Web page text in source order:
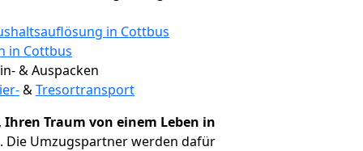
in Cottbus
in Cottbus
& Auspacken
&Tresortransport
Ihren Traum von einem Leben in
. Die Umzugspartner werden dafür